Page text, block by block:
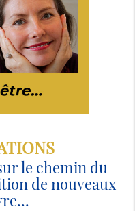
le chemin du
de nouveaux